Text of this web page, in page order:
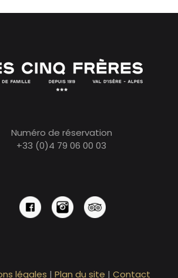
Numéro de réservation
+33 (0)4 79 06 00 03
légales | Plan du site | Contact